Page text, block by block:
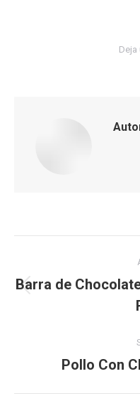
Deja
entre
Barra de
Pollo Con